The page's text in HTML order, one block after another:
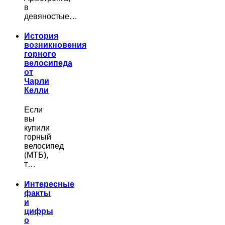
в
девяностые…
История
возникновения
горного
велосипеда
от
Чарли
Келли
Если
вы
купили
горный
велосипед
(МТБ),
т…
Интересные
факты
и
цифры
о